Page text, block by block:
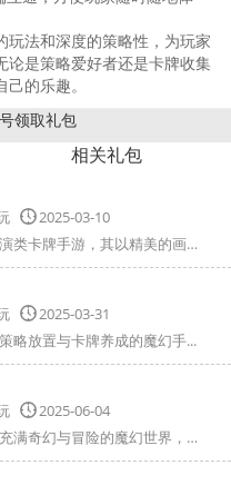
玩法和深度的策略性，为玩家
论是策略爱好者还是卡牌收集
的乐趣。
相关礼包
2025-03-10
《决胜之心》是一款角色扮演类卡牌手游，其以精美的画面...
2025-03-31
略放置与卡牌养成的魔幻手...
2025-06-04
《决胜之心》带你进入一个充满奇幻与冒险的魔幻世界，玩...